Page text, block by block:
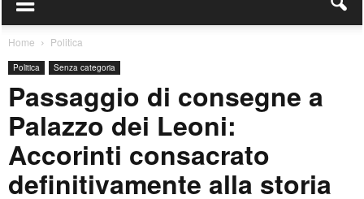
Home Politica
Politica Senza categoria
Passaggio di consegne a
Palazzo dei Leoni:
Accorinti consacrato
definitivamente alla storia